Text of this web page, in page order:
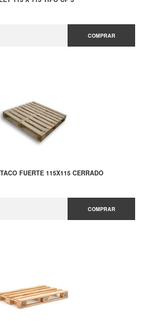
COMPRAR
FUERTE 115X115 CERRADO
COMPRAR